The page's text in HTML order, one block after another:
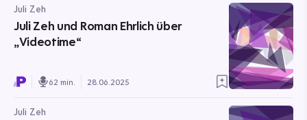
Juli Zeh
Juli Zeh und Roman Ehrlich über
„Videotime“
62 min. 28.06.2025
Juli Zeh